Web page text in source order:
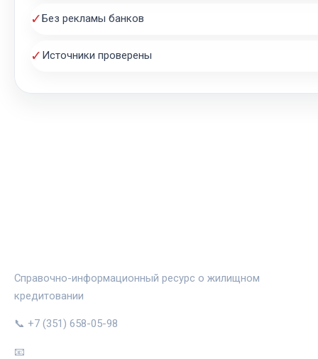
✓ Без рекламы банков
✓ Источники проверены
Справочно-информационный ресурс о жилищном
кредитовании
📞 +7 (351) 658-05-98
📧